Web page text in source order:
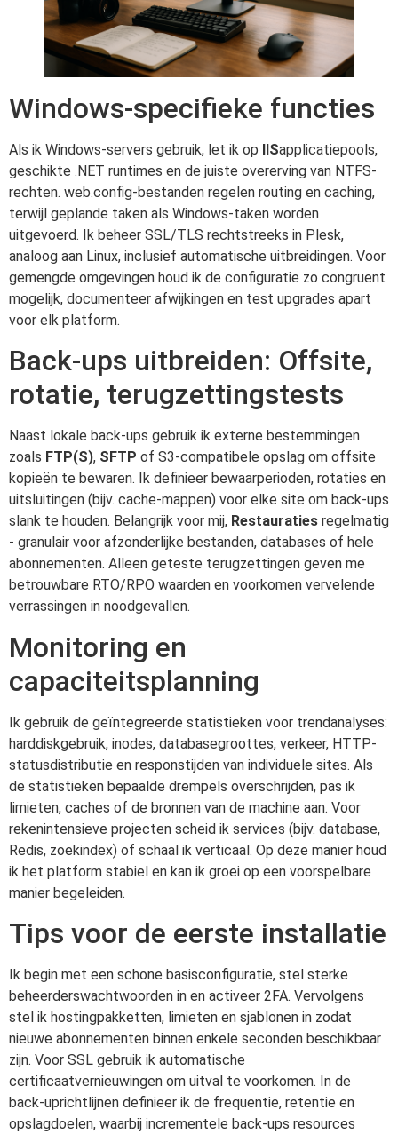
Windows-specifieke functies
Als ik Windows-servers gebruik, let ik op IISapplicatiepools,
geschikte .NET runtimes en de juiste overerving van NTFS-
rechten. web.config-bestanden regelen routing en caching,
terwijl geplande taken als Windows-taken worden
uitgevoerd. Ik beheer SSL/TLS rechtstreeks in Plesk,
analoog aan Linux, inclusief automatische uitbreidingen. Voor
gemengde omgevingen houd ik de configuratie zo congruent
mogelijk, documenteer afwijkingen en test upgrades apart
voor elk platform.
Back-ups uitbreiden: Offsite,
rotatie, terugzettingstests
Naast lokale back-ups gebruik ik externe bestemmingen
zoals FTP(S), SFTP of S3-compatibele opslag om offsite
kopieën te bewaren. Ik definieer bewaarperioden, rotaties en
uitsluitingen (bijv. cache-mappen) voor elke site om back-ups
slank te houden. Belangrijk voor mij, Restauraties regelmatig
- granulair voor afzonderlijke bestanden, databases of hele
abonnementen. Alleen geteste terugzettingen geven me
betrouwbare RTO/RPO waarden en voorkomen vervelende
verrassingen in noodgevallen.
Monitoring en
capaciteitsplanning
Ik gebruik de geïntegreerde statistieken voor trendanalyses:
harddiskgebruik, inodes, databasegroottes, verkeer, HTTP-
statusdistributie en responstijden van individuele sites. Als
de statistieken bepaalde drempels overschrijden, pas ik
limieten, caches of de bronnen van de machine aan. Voor
rekenintensieve projecten scheid ik services (bijv. database,
Redis, zoekindex) of schaal ik verticaal. Op deze manier houd
ik het platform stabiel en kan ik groei op een voorspelbare
manier begeleiden.
Tips voor de eerste installatie
Ik begin met een schone basisconfiguratie, stel sterke
beheerderswachtwoorden in en activeer 2FA. Vervolgens
stel ik hostingpakketten, limieten en sjablonen in zodat
nieuwe abonnementen binnen enkele seconden beschikbaar
zijn. Voor SSL gebruik ik automatische
certificaatvernieuwingen om uitval te voorkomen. In de
back-uprichtlijnen definieer ik de frequentie, retentie en
opslagdoelen, waarbij incrementele back-ups resources